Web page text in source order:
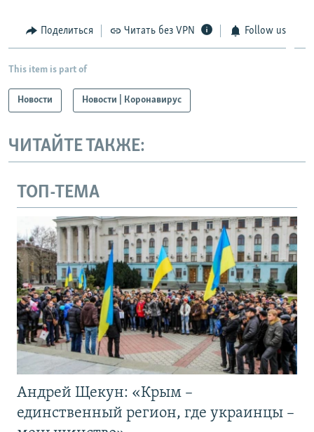
Поделиться Читать без VPN Follow us
This item is part of
Новости Новости | Коронавирус
ЧИТАЙТЕ ТАКЖЕ:
ТОП-ТЕМА
Андрей Щекун: «Крым –
единственный регион, где украинцы –